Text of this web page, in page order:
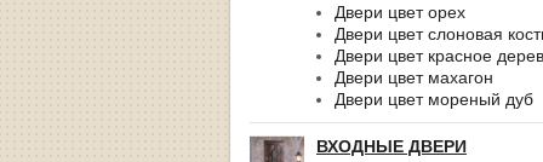
Двери цвет орех
Двери цвет слоновая
Двери цвет красное
Двери цвет махагон
Двери цвет мореный дуб
ВХОДНЫЕ ДВЕРИ